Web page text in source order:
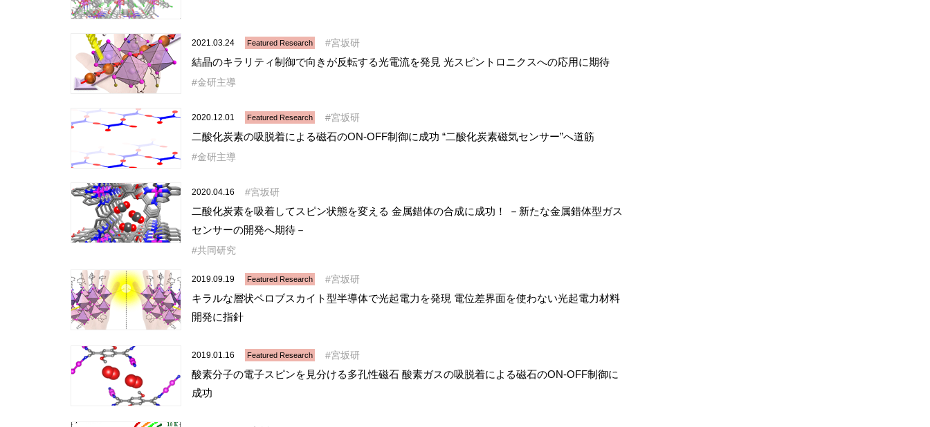
2021.03.24 Featured Research 宮坂研
結晶のキラリティ制御で向きが反転する光電流を発見 光スピントロニクスへの応用に期待
金研主導
2020.12.01 Featured Research 宮坂研
二酸化炭素の吸脱着による磁石のON-OFF制御に成功 “二酸化炭素磁気センサー”へ道筋
金研主導
2020.04.16 宮坂研
二酸化炭素を吸着してスピン状態を変える 金属錯体の合成に成功！ －新たな金属錯体型ガス
センサーの開発へ期待－
共同研究
2019.09.19 Featured Research 宮坂研
キラルな層状ペロブスカイト型半導体で光起電力を発現 電位差界面を使わない光起電力材料
開発に指針
2019.01.16 Featured Research 宮坂研
酸素分子の電子スピンを見分ける多孔性磁石 酸素ガスの吸脱着による磁石のON-OFF制御に
成功